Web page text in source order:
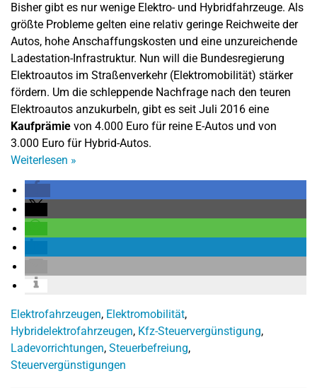
Bisher gibt es nur wenige Elektro- und Hybridfahrzeuge. Als
größte Probleme gelten eine relativ geringe Reichweite der
Autos, hohe Anschaffungskosten und eine unzureichende
Ladestation-Infrastruktur. Nun will die Bundesregierung
Elektroautos im Straßenverkehr (Elektromobilität) stärker
fördern. Um die schleppende Nachfrage nach den teuren
Elektroautos anzukurbeln, gibt es seit Juli 2016 eine
Kaufprämie von 4.000 Euro für reine E-Autos und von
3.000 Euro für Hybrid-Autos.
Weiterlesen »
Elektrofahrzeugen, Elektromobilität,
Hybridelektrofahrzeugen, Kfz-Steuervergünstigung,
Ladevorrichtungen, Steuerbefreiung,
Steuervergünstigungen